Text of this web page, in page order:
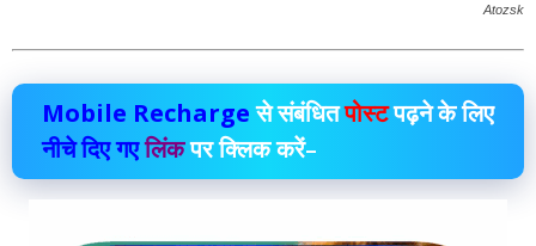
Atozsk
Mobile Rechargeसे संबंधितपोस्टपढ़ने के लिए
नीचे दिए गएलिंकपर क्लिक करें–